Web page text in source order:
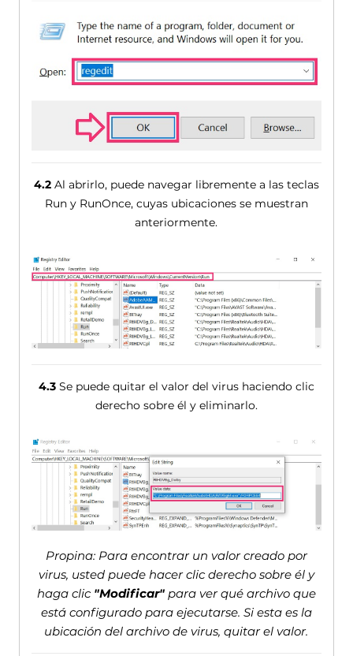
4.2Al abrirlo, puede navegar libremente a las teclas
Run y ​​RunOnce, cuyas ubicaciones se muestran
anteriormente.
4.3Se puede quitar el valor del virus haciendo clic
derecho sobre él y eliminarlo.
Propina: Para encontrar un valor creado por
virus, usted puede hacer clic derecho sobre él y
haga clic "Modificar"para ver qué archivo que
está configurado para ejecutarse. Si esta es la
ubicación del archivo de virus, quitar el valor.